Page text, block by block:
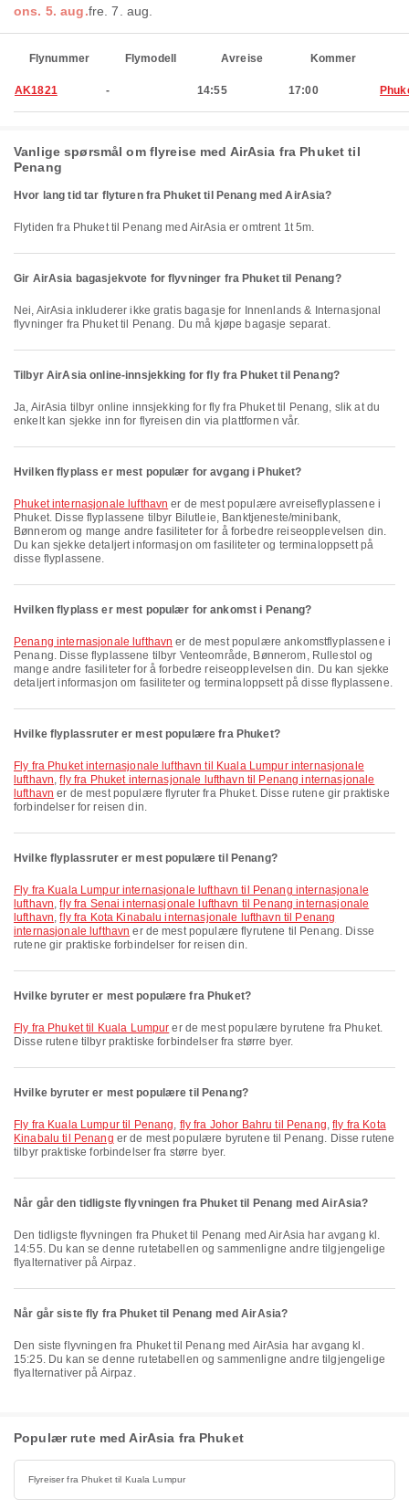
ons. 5. aug.fre. 7. aug.
Flynummer Flymodell Avreise Kommer
AK1821 - 14:55 17:00
Vanlige spørsmål om flyreise med AirAsia fra Phuket til
Penang
Hvor lang tid tar flyturen fra Phuket til Penang med AirAsia?
Flytiden fra Phuket til Penang med AirAsia er omtrent 1t 5m.
Gir AirAsia bagasjekvote for flyvninger fra Phuket til Penang?
Nei, AirAsia inkluderer ikke gratis bagasje for Innenlands & Internasjonal
flyvninger fra Phuket til Penang. Du må kjøpe bagasje separat.
Tilbyr AirAsia online-innsjekking for fly fra Phuket til Penang?
Ja, AirAsia tilbyr online innsjekking for fly fra Phuket til Penang, slik at du
enkelt kan sjekke inn for flyreisen din via plattformen vår.
Hvilken flyplass er mest populær for avgang i Phuket?
Phuket internasjonale lufthavn er de mest populære avreiseflyplassene i
Phuket. Disse flyplassene tilbyr Bilutleie, Banktjeneste/minibank,
Bønnerom og mange andre fasiliteter for å forbedre reiseopplevelsen din.
Du kan sjekke detaljert informasjon om fasiliteter og terminaloppsett på
disse flyplassene.
Hvilken flyplass er mest populær for ankomst i Penang?
Penang internasjonale lufthavn er de mest populære ankomstflyplassene i
Penang. Disse flyplassene tilbyr Venteområde, Bønnerom, Rullestol og
mange andre fasiliteter for å forbedre reiseopplevelsen din. Du kan sjekke
detaljert informasjon om fasiliteter og terminaloppsett på disse flyplassene.
Hvilke flyplassruter er mest populære fra Phuket?
fly fra Phuket internasjonale lufthavn til Kuala Lumpur internasjonale
lufthavn,fly fra Phuket internasjonale lufthavn til Penang internasjonale
lufthavn er de mest populære flyruter fra Phuket. Disse rutene gir praktiske
forbindelser for reisen din.
Hvilke flyplassruter er mest populære til Penang?
fly fra Kuala Lumpur internasjonale lufthavn til Penang internasjonale
lufthavn,fly fra Senai internasjonale lufthavn til Penang internasjonale
lufthavn,fly fra Kota Kinabalu internasjonale lufthavn til Penang
internasjonale lufthavn er de mest populære flyrutene til Penang. Disse
rutene gir praktiske forbindelser for reisen din.
Hvilke byruter er mest populære fra Phuket?
fly fra Phuket til Kuala Lumpur er de mest populære byrutene fra Phuket.
Disse rutene tilbyr praktiske forbindelser fra større byer.
Hvilke byruter er mest populære til Penang?
fly fra Kuala Lumpur til Penang, fly fra Johor Bahru til Penang,fly fra Kota
Kinabalu til Penang er de mest populære byrutene til Penang. Disse rutene
tilbyr praktiske forbindelser fra større byer.
Når går den tidligste flyvningen fra Phuket til Penang med AirAsia?
Den tidligste flyvningen fra Phuket til Penang med AirAsia har avgang kl.
14:55. Du kan se denne rutetabellen og sammenligne andre tilgjengelige
flyalternativer på Airpaz.
Når går siste fly fra Phuket til Penang med AirAsia?
Den siste flyvningen fra Phuket til Penang med AirAsia har avgang kl.
15:25. Du kan se denne rutetabellen og sammenligne andre tilgjengelige
flyalternativer på Airpaz.
Populær rute med AirAsia fra Phuket
Flyreiser fra Phuket til Kuala Lumpur